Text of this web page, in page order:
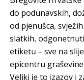
do podunavskih,
od pjenušca,
slatkih,
etiketu – sve na
epicentru
Veliki je to izazov i